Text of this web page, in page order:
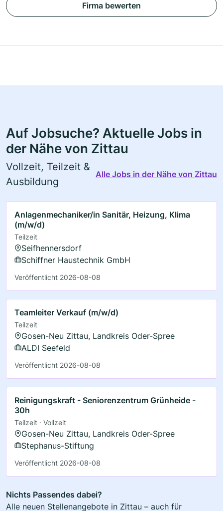
Firma bewerten
Auf Jobsuche? Aktuelle Jobs in
der Nähe von Zittau
Vollzeit, Teilzeit &
Ausbildung
Alle Jobs in der Nähe von Zittau
Anlagenmechaniker/in Sanitär, Heizung, Klima
(m/w/d)
Teilzeit
Seifhennersdorf
Schiffner Haustechnik GmbH
Veröffentlicht 2026-08-08
Teamleiter Verkauf (m/w/d)
Teilzeit
Gosen-Neu Zittau, Landkreis Oder-Spree
ALDI Seefeld
Veröffentlicht 2026-08-08
Reinigungskraft - Seniorenzentrum Grünheide -
30h
Teilzeit · Vollzeit
Gosen-Neu Zittau, Landkreis Oder-Spree
Stephanus-Stiftung
Veröffentlicht 2026-08-08
Nichts Passendes dabei?
Alle neuen Stellenangebote in Zittau – auch für